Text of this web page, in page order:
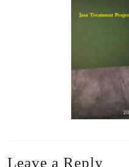
Leave a Reply